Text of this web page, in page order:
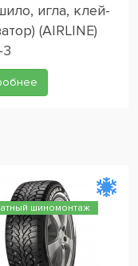
игла, клей-
(AIRLINE)
3
шиномонтаж